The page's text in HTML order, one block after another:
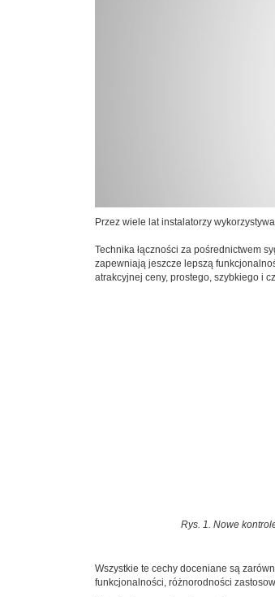
Przez wiele lat instalatorzy
Technika łączności za pośrednictwem
zapewniają jeszcze lepszą
atrakcyjnej ceny, prostego, szybkiego i
Rys. 1. Nowe
Wszystkie te cechy doceniane są
funkcjonalności, różnorodności